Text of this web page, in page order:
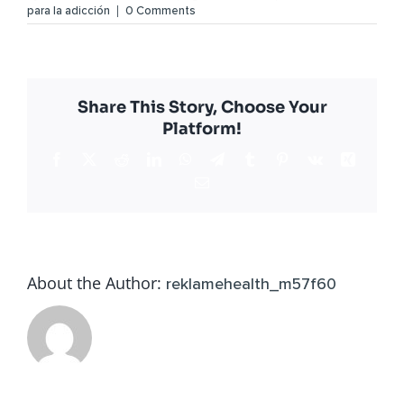
para la adicción | 0 Comments
Share This Story, Choose Your
Platform!
About the Author: reklamehealth_m57f60